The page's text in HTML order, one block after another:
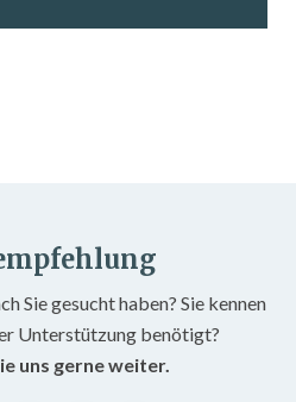
Sie gesucht haben? Sie kennen
Unterstützung benötigt?
uns gerne weiter.